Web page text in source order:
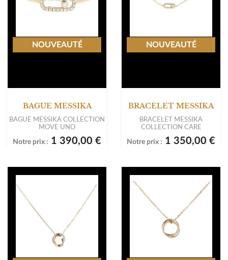
BAGUE MESSIKA
BAGUE MESSIKA COLLECTION
MOVE UNO
Notre prix : 1 390,00 €
NOUVEAUTÉ
BRACELET MESSIKA
BRACELET MESSIKA
COLLECTION CARE
Notre prix : 1 350,00 €
NOUVEAUTÉ